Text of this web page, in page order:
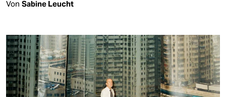
Von Sabine Leucht